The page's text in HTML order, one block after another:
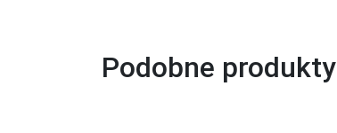
Podobne produkty